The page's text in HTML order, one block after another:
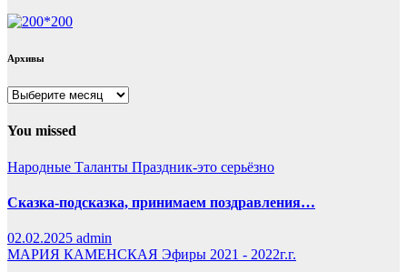
Архивы
Архивы
You missed
Народные Таланты Праздник-это серьёзно
Сказка-подсказка, принимаем поздравления…
02.02.2025 admin
МАРИЯ КАМЕНСКАЯ Эфиры 2021 - 2022г.г.